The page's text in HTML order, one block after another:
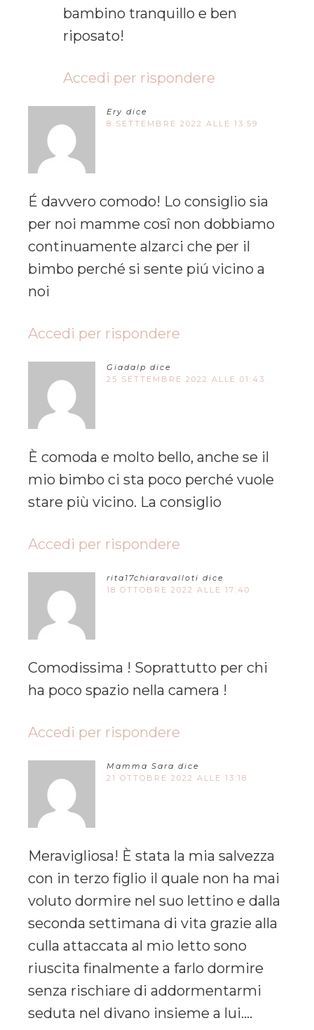
bambino tranquillo e ben
riposato!
Accedi per rispondere
Ery dice
8 SETTEMBRE 2022 ALLE 13:59
É davvero comodo! Lo consiglio sia
per noi mamme cosî non dobbiamo
continuamente alzarci che per il
bimbo perché si sente piú vicino a
noi
Accedi per rispondere
Giadalp dice
25 SETTEMBRE 2022 ALLE 01:43
È comoda e molto bello, anche se il
mio bimbo ci sta poco perché vuole
stare più vicino. La consiglio
Accedi per rispondere
rita17chiaravalloti dice
18 OTTOBRE 2022 ALLE 17:40
Comodissima ! Soprattutto per chi
ha poco spazio nella camera !
Accedi per rispondere
Mamma Sara dice
21 OTTOBRE 2022 ALLE 13:18
Meravigliosa! È stata la mia salvezza
con in terzo figlio il quale non ha mai
voluto dormire nel suo lettino e dalla
seconda settimana di vita grazie alla
culla attaccata al mio letto sono
riuscita finalmente a farlo dormire
senza rischiare di addormentarmi
seduta nel divano insieme a lui….